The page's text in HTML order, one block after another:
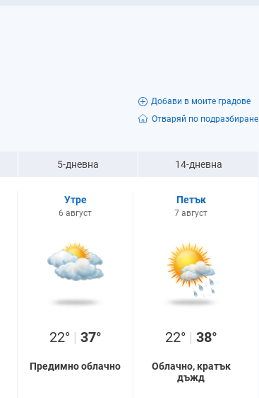
Добави в моите градове
Отваряй по подразбиране
5-дневна 14-дневна
Утре
6 август
22° | 37°
Предимно облачно
Петък
7 август
22° | 38°
Облачно, кратък
дъжд